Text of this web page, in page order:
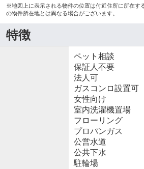
※地図上に表示される物件の位置は付近住所に所在す
の物件所在地とは異なる場合がございます。
特徴
ペット相談
保証人不要
法人可
ガスコンロ設置可
女性向け
室内洗濯機置場
フローリング
プロパンガス
公営水道
公共下水
駐輪場